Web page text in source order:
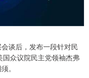
谈后，发布一段针对民
众议院民主党领袖杰弗
。